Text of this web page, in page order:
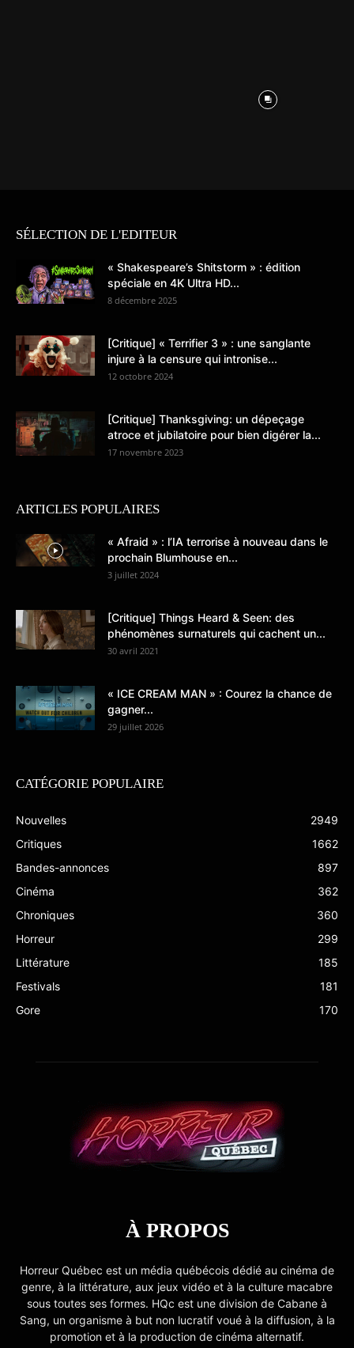
SÉLECTION DE L'EDITEUR
« Shakespeare’s Shitstorm » : édition
spéciale en 4K Ultra HD...
8 décembre 2025
[Critique] « Terrifier 3 » : une sanglante
injure à la censure qui intronise...
12 octobre 2024
[Critique] Thanksgiving: un dépeçage
atroce et jubilatoire pour bien digérer la...
17 novembre 2023
ARTICLES POPULAIRES
« Afraid » : l’IA terrorise à nouveau dans le
prochain Blumhouse en...
3 juillet 2024
[Critique] Things Heard & Seen: des
phénomènes surnaturels qui cachent un...
30 avril 2021
« ICE CREAM MAN » : Courez la chance de
gagner...
29 juillet 2026
CATÉGORIE POPULAIRE
Nouvelles
2949
Critiques
1662
Bandes-annonces
897
Cinéma
362
Chroniques
360
Horreur
299
Littérature
185
Festivals
181
Gore
170
À PROPOS
Horreur Québec est un média québécois dédié au cinéma de
genre, à la littérature, aux jeux vidéo et à la culture macabre
sous toutes ses formes. HQc est une division de Cabane à
Sang, un organisme à but non lucratif voué à la diffusion, à la
promotion et à la production de cinéma alternatif.